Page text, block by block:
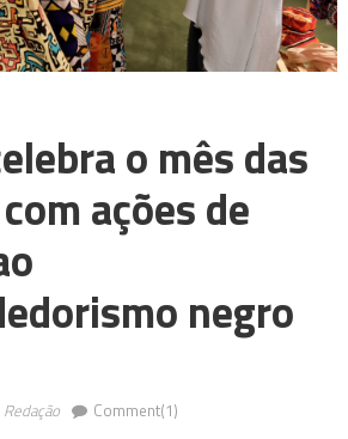
o mês das
ações de
negro
Redação Comment(1)